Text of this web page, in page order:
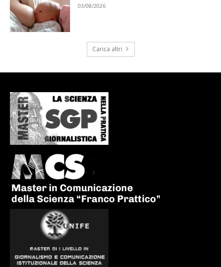
03/08/2026
Carica altri